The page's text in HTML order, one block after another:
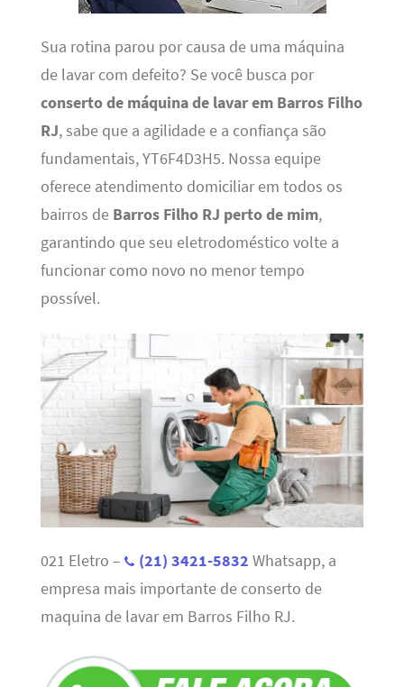
Sua rotina parou por causa de uma máquina
de lavar com defeito? Se você busca por
conserto de máquina de lavar em Barros Filho
RJ, sabe que a agilidade e a confiança são
fundamentais, YT6F4D3H5. Nossa equipe
oferece atendimento domiciliar em todos os
bairros de Barros Filho RJ perto de mim,
garantindo que seu eletrodoméstico volte a
funcionar como novo no menor tempo
possível.
021 Eletro – (21) 3421-5832 Whatsapp, a
empresa mais importante de conserto de
maquina de lavar em Barros Filho RJ.